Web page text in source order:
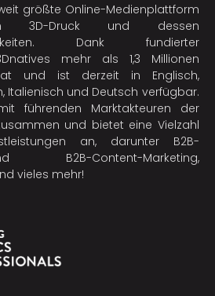
größte Online-Medienplattform
Druck und dessen
Dank fundierter
mehr als 1,3 Millionen
und ist derzeit in Englisch,
Italienisch und Deutsch verfügbar.
führenden Marktakteuren der
und bietet eine Vielzahl
an, darunter B2B-
Content-Marketing,
vieles mehr!